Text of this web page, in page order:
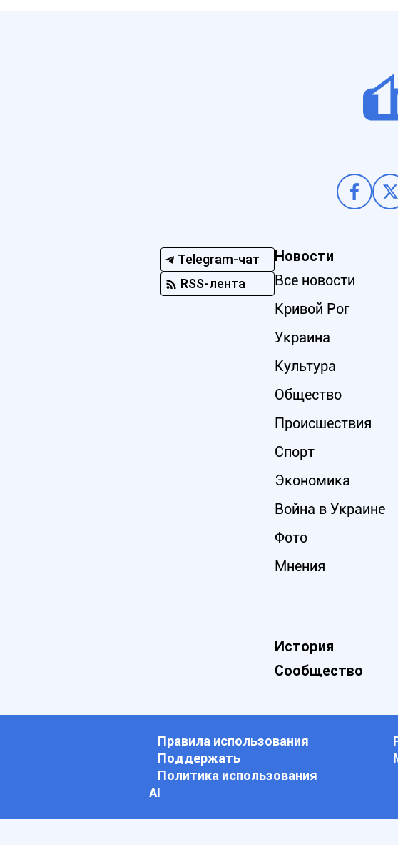
Telegram-чат
RSS-лента
Новости
Все новости
Кривой Рог
Украина
Культура
Общество
Происшествия
Спорт
Экономика
Война в Украине
Фото
Мнения
История
Сообщество
Правила использования
Поддержать
Политика использования
АI